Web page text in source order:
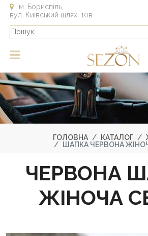
м. Бориспіль,
вул. Київський шлях, 10в
ГОЛОВНА КАТАЛОГ
ШАПКА ЧЕРВОНА
ЧЕРВОНА
ЖІНОЧА